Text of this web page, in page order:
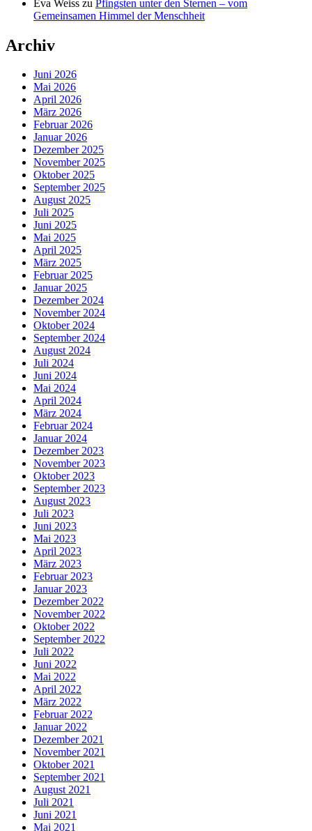
Eva Weiss zu Pfingsten unter den Sternen – vom
Gemeinsamen Himmel der Menschheit
Archiv
Juni 2026
Mai 2026
April 2026
März 2026
Februar 2026
Januar 2026
Dezember 2025
November 2025
Oktober 2025
September 2025
August 2025
Juli 2025
Juni 2025
Mai 2025
April 2025
März 2025
Februar 2025
Januar 2025
Dezember 2024
November 2024
Oktober 2024
September 2024
August 2024
Juli 2024
Juni 2024
Mai 2024
April 2024
März 2024
Februar 2024
Januar 2024
Dezember 2023
November 2023
Oktober 2023
September 2023
August 2023
Juli 2023
Juni 2023
Mai 2023
April 2023
März 2023
Februar 2023
Januar 2023
Dezember 2022
November 2022
Oktober 2022
September 2022
Juli 2022
Juni 2022
Mai 2022
April 2022
März 2022
Februar 2022
Januar 2022
Dezember 2021
November 2021
Oktober 2021
September 2021
August 2021
Juli 2021
Juni 2021
Mai 2021